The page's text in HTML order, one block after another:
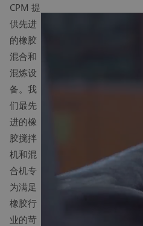
CPM 提
供先进
的橡胶
混合和
混炼设
备。我
们最先
进的橡
胶搅拌
机和混
合机专
为满足
橡胶行
业的苛